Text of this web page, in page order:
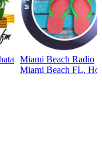
Miami Beach Radio
Miami Beach FL,